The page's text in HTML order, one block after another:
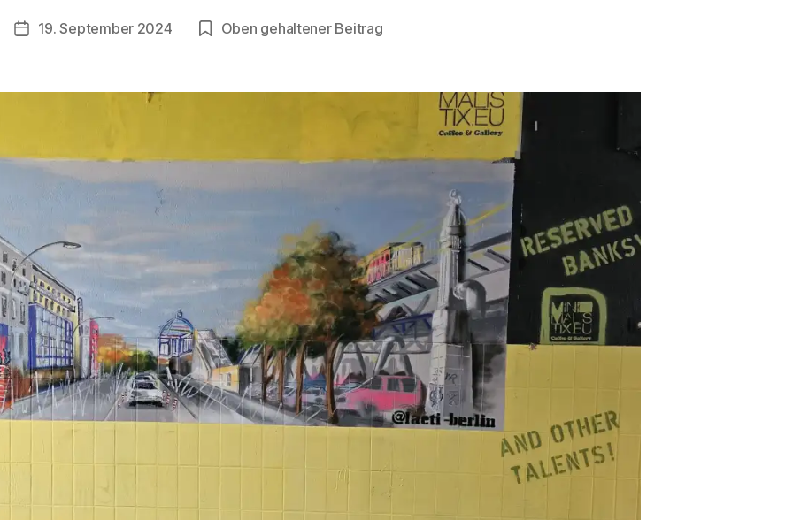
Beitragsautor
i
2
Veröffentlichungsdatum
19. September 2024 Oben gehaltener Beitrag